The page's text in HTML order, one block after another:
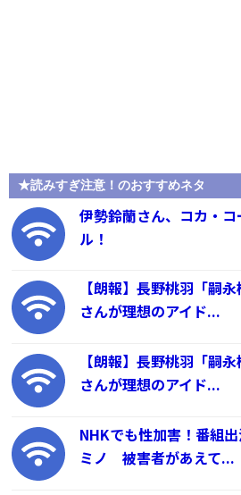
★読みすぎ注意！のおすすめネタ
伊勢鈴蘭さん、コカ・
ル！
【朗報】長野桃羽「嗣
さんが理想のアイド...
【朗報】長野桃羽「嗣
さんが理想のアイド...
NHKでも性加害！番組
ミノ 被害者があえて...